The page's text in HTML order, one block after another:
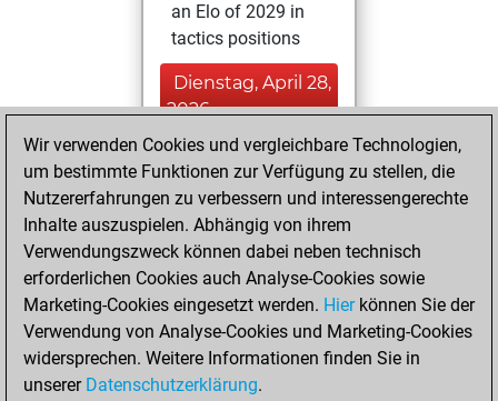
an Elo of 2029 in
tactics positions
Dienstag, April 28,
2026
You had a best
sprint of 12 positions
Tactics
Samstag,
April 25, 2026
You achieved a
new Elo of 1603
Fritz
You
Wir verwenden Cookies und vergleichbare Technologien,
um bestimmte Funktionen zur Verfügung zu stellen, die
Nutzererfahrungen zu verbessern und interessengerechte
Inhalte auszuspielen. Abhängig von ihrem
Verwendungszweck können dabei neben technisch
erforderlichen Cookies auch Analyse-Cookies sowie
Marketing-Cookies eingesetzt werden. Hierkönnen Sie der
Verwendung von Analyse-Cookies und Marketing-Cookies
widersprechen. Weitere Informationen finden Sie in
unserer Datenschutzerklärung.